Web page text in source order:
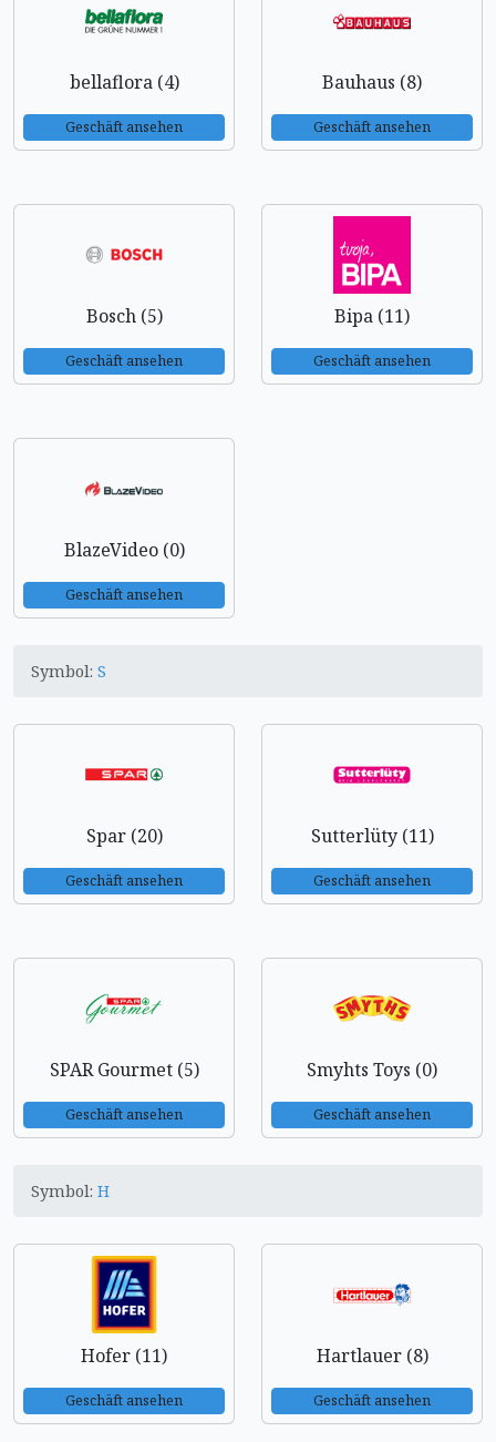
bellaflora (4)
Geschäft ansehen
Bauhaus (8)
Geschäft ansehen
Bosch (5)
Geschäft ansehen
Bipa (11)
Geschäft ansehen
BlazeVideo (0)
Geschäft ansehen
Symbol: S
Spar (20)
Geschäft ansehen
Sutterlüty (11)
Geschäft ansehen
SPAR Gourmet (5)
Geschäft ansehen
Smyhts Toys (0)
Geschäft ansehen
Symbol: H
Hofer (11)
Geschäft ansehen
Hartlauer (8)
Geschäft ansehen